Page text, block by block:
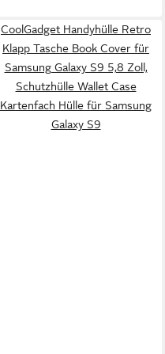
CoolGadget Handyhülle Retro
Klapp Tasche Book Cover für
Samsung Galaxy S9 5,8 Zoll,
Schutzhülle Wallet Case
Kartenfach Hülle für Samsung
Galaxy S9